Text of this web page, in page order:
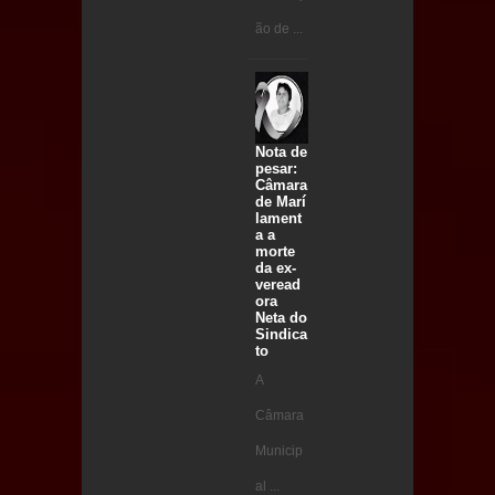
ão de ...
Nota de
pesar:
Câmara
de Marí
lament
a a
morte
da ex-
veread
ora
Neta do
Sindica
to
A
Câmara
Municip
al ...